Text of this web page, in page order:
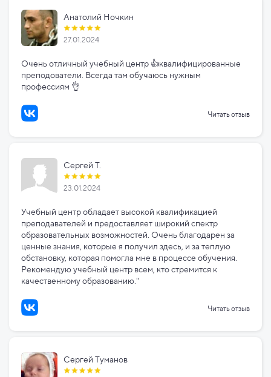
Анатолий Ночкин
27.01.2024
Очень отличный учебный центр 👍квалифицированные
преподователи. Всегда там обучаюсь нужным
профессиям 👌
Читать отзыв
Сергей Т.
23.01.2024
Учебный центр обладает высокой квалификацией
преподавателей и предоставляет широкий спектр
образовательных возможностей. Очень благодарен за
ценные знания, которые я получил здесь, и за теплую
обстановку, которая помогла мне в процессе обучения.
Рекомендую учебный центр всем, кто стремится к
качественному образованию."
Читать отзыв
Сергей Туманов